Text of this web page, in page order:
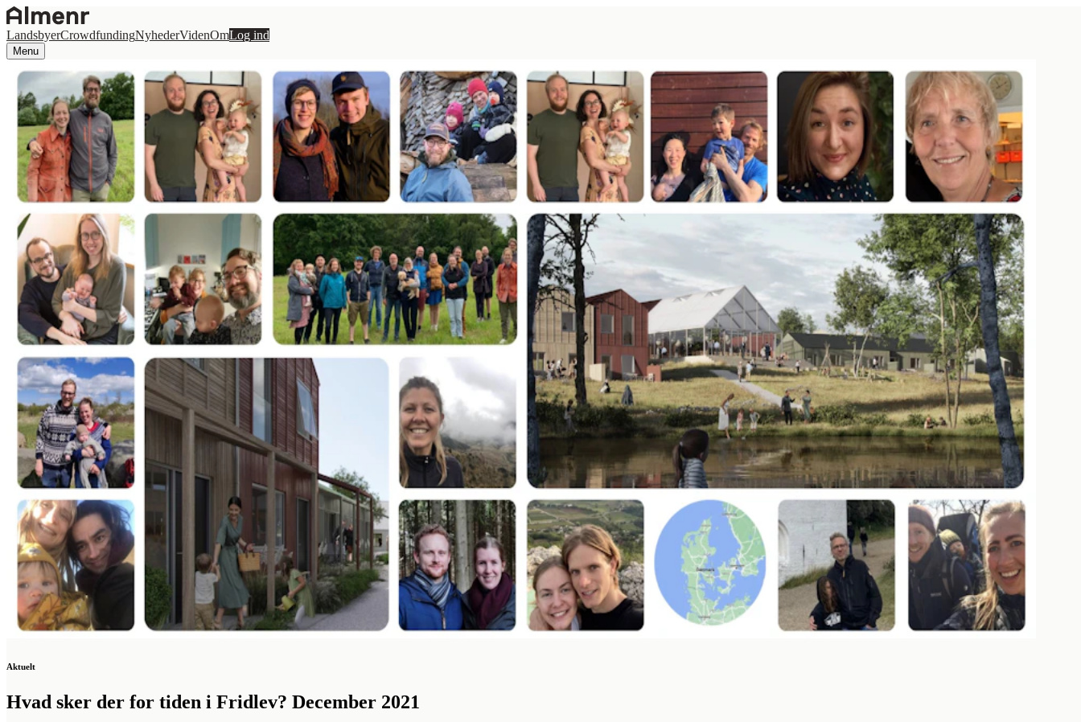
LandsbyerCrowdfundingNyhederVidenOmLog ind
Menu
Aktuelt
Hvad sker der for tiden i Fridlev? December 2021